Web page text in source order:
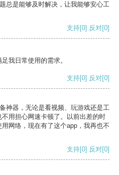
总是能够及时解决，让我能够安心工
支持[0] 反对[0]
我日常使用的需求。
支持[0] 反对[0]
神器，无论是看视频、玩游戏还是工
用担心网速卡顿了。以前出差的时
网络，现在有了这个app，我再也不
支持[0] 反对[0]